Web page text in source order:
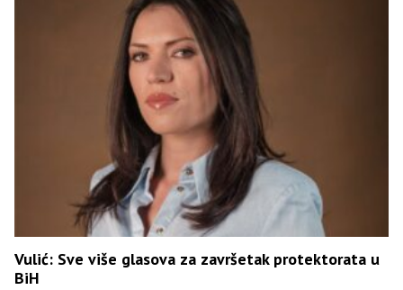
Vulić: Sve više glasova za završetak protektorata u
BiH